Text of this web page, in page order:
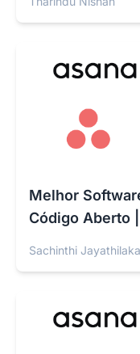
Melhor
Código Aberto
Sachinthi Jayathilaka